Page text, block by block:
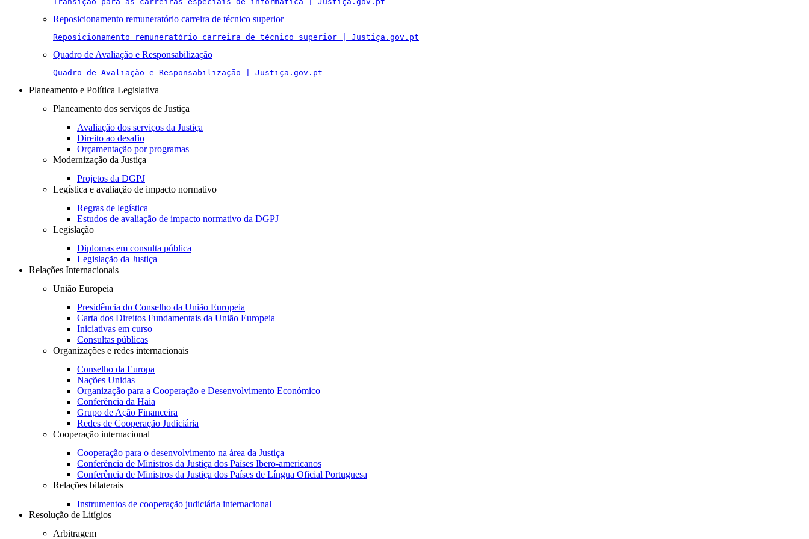
Reposicionamento remuneratório carreira de técnico superior
Reposicionamento remuneratório carreira de técnico superior | Justiça.gov.pt
Quadro de Avaliação e Responsabilização
Quadro de Avaliação e Responsabilização | Justiça.gov.pt
Planeamento e Política Legislativa
Planeamento dos serviços de Justiça
Avaliação dos serviços da Justiça
Direito ao desafio
Orçamentação por programas
Modernização da Justiça
Projetos da DGPJ
Legística e avaliação de impacto normativo
Regras de legística
Estudos de avaliação de impacto normativo da DGPJ
Legislação
Diplomas em consulta pública
Legislação da Justiça
Relações Internacionais
União Europeia
Presidência do Conselho da União Europeia
Carta dos Direitos Fundamentais da União Europeia
Iniciativas em curso
Consultas públicas
Organizações e redes internacionais
Conselho da Europa
Nações Unidas
Organização para a Cooperação e Desenvolvimento Económico
Conferência da Haia
Grupo de Ação Financeira
Redes de Cooperação Judiciária
Cooperação internacional
Cooperação para o desenvolvimento na área da Justiça
Conferência de Ministros da Justiça dos Países Ibero-americanos
Conferência de Ministros da Justiça dos Países de Língua Oficial Portuguesa
Relações bilaterais
Instrumentos de cooperação judiciária internacional
Resolução de Litígios
Arbitragem